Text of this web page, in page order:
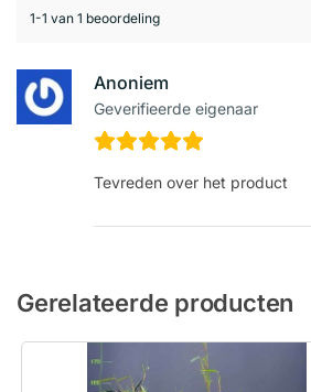
1-1 van 1 beoordeling
Anoniem
Geverifieerde eigenaar
Tevreden over het product
Gerelateerde producten